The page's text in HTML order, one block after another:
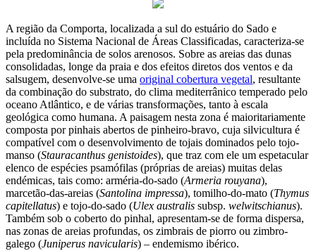
A região da Comporta, localizada a sul do estuário do Sado e
incluída no Sistema Nacional de Áreas Classificadas, caracteriza-se
pela predominância de solos arenosos. Sobre as areias das dunas
consolidadas, longe da praia e dos efeitos diretos dos ventos e da
salsugem, desenvolve-se uma original cobertura vegetal, resultante
da combinação do substrato, do clima mediterrânico temperado pelo
oceano Atlântico, e de várias transformações, tanto à escala
geológica como humana. A paisagem nesta zona é maioritariamente
composta por pinhais abertos de pinheiro-bravo, cuja silvicultura é
compatível com o desenvolvimento de tojais dominados pelo tojo-
manso (Stauracanthus genistoides), que traz com ele um espetacular
elenco de espécies psamófilas (próprias de areias) muitas delas
endémicas, tais como: arméria-do-sado (Armeria rouyana),
marcetão-das-areias (Santolina impressa), tomilho-do-mato (Thymus
capitellatus) e tojo-do-sado (Ulex australis subsp. welwitschianus).
Também sob o coberto do pinhal, apresentam-se de forma dispersa,
nas zonas de areias profundas, os zimbrais de piorro ou zimbro-
galego (Juniperus navicularis) – endemismo ibérico.